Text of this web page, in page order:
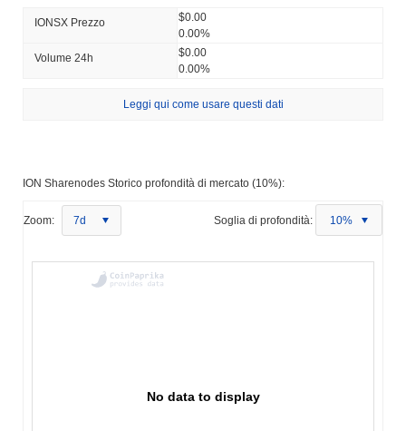
IONSX Prezzo
$0.00
0.00%
Volume 24h
$0.00
0.00%
Leggi qui come usare questi dati
ION Sharenodes Storico profondità di mercato (10%):
Zoom: 7d Soglia di profondità: 10%
No data to display